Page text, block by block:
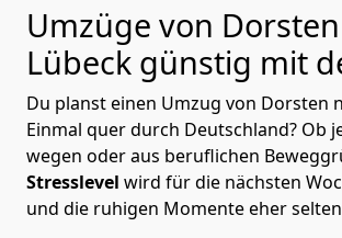
Umzüge von
Lübeck günstig mit
Du planst einen Umzug von Dorsten
Einmal quer durch Deutschland? Ob
wegen oder aus beruflichen
Stresslevel wird für die nächsten
und die ruhigen Momente eher